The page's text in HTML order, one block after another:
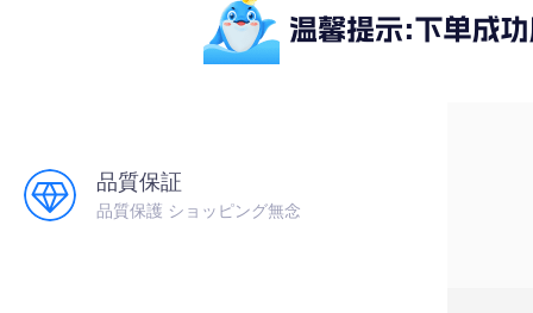
品質保証
品質保護 ショッピング無念